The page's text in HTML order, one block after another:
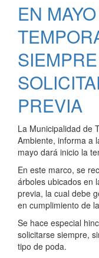
EN
PREVIA
La Municipalidad de
Ambiente, informa a
mayo dará inicio la
En este marco, se
árboles ubicados en
previa, la cual debe
en cumplimiento de
Se hace especial
solicitarse siempre,
tipo de poda.